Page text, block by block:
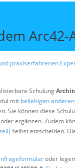
praxiserfahrenen
Schulung
mit beliebigen
Sie können diese
ergänzen. Zudem
selbst entscheiden.
oder